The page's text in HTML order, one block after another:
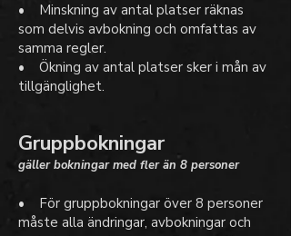
• Minskning av antal platser räknas
som delvis avbokning och omfattas av
samma regler.
• Ökning av antal platser sker i mån av
tillgänglighet.
Gruppbokningar
gäller bokningar med fler än 8 personer
• För gruppbokningar över 8 personer
måste alla ändringar, avbokningar och